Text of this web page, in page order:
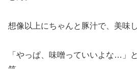
想像以上にちゃんと豚汁で、美味
「やっぱ、味噌っていいよな…」